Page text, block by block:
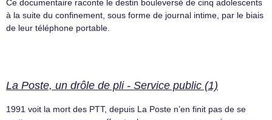
Ce documentaire raconte le destin bouleversé de cinq adolescents
à la suite du confinement, sous forme de journal intime, par le biais
de leur téléphone portable.
La Poste, un drôle de pli - Service public (1)
1991 voit la mort des PTT, depuis La Poste n’en finit pas de se